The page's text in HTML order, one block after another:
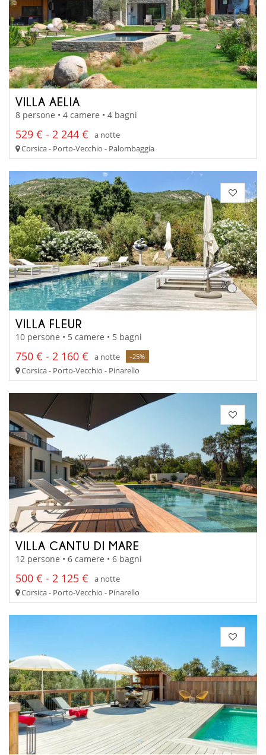
VILLA AELIA
8 persone • 4 camere • 4 bagni
529 € - 2 244 €
a notte
Corsica - Porto-Vecchio - Palombaggia
VILLA FLEUR
10 persone • 5 camere • 5 bagni
750 € - 2 160 € a notte -25%
Corsica - Porto-Vecchio - Pinarello
VILLA CANTU DI MARE
12 persone • 6 camere • 6 bagni
500 € - 2 125 €
a notte
Corsica - Porto-Vecchio - Pinarello